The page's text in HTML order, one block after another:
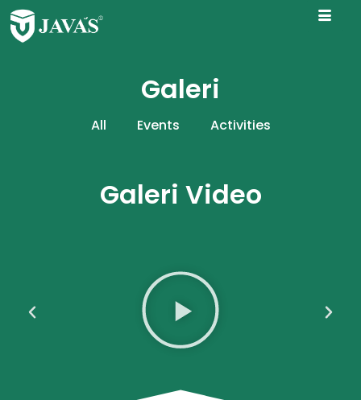
Galeri
All Events Activities
Galeri Video